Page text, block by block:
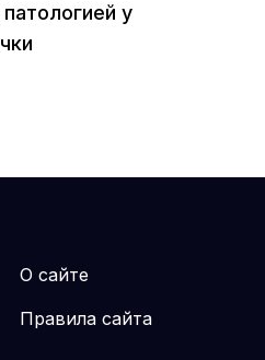
у
О сайте
Правила сайта